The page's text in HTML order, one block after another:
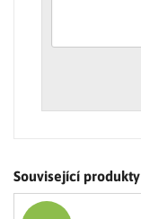
Související produkty